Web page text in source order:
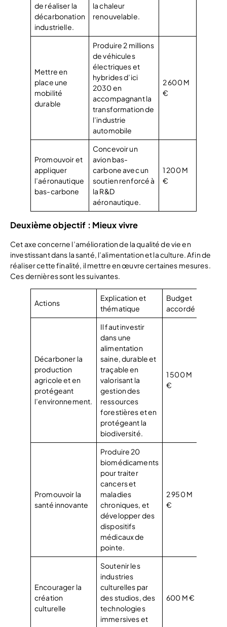
de réaliser la
décarbonation
industrielle.
la chaleur
renouvelable.
Mettre en
place une
mobilité
durable
Produire 2 millions
de véhicules
électriques et
hybrides d’ici
2030 en
accompagnant la
transformation de
l’industrie
automobile
2 600 M
€
Promouvoir et
appliquer
l’aéronautique
bas-carbone
Concevoir un
avion bas-
carbone avec un
soutien renforcé à
la R&D
aéronautique.
1 200 M
€
Deuxième objectif : Mieux vivre
Cet axe concerne l’amélioration de la qualité de vie en
investissant dans la santé, l’alimentation et la culture. Afin de
réaliser cette finalité, il mettre en œuvre certaines mesures.
Ces dernières sont les suivantes.
Actions
Explication et
thématique
Budget
accordé
Décarboner la
production
agricole et en
protégeant
l’environnement.
Il faut investir
dans une
alimentation
saine, durable et
traçable en
valorisant la
gestion des
ressources
forestières et en
protégeant la
biodiversité.
1 500 M
€
Promouvoir la
santé innovante
Produire 20
biomédicaments
pour traiter
cancers et
maladies
chroniques, et
développer des
dispositifs
médicaux de
pointe.
2 950 M
€
Encourager la
création
culturelle
Soutenir les
industries
culturelles par
des studios, des
technologies
immersives et
600 M €